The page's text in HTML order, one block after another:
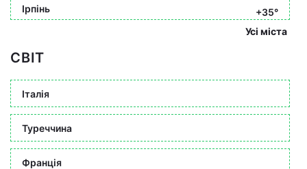
Ірпінь
+35°
Усі міста
СВІТ
Італія
Туреччина
Франція